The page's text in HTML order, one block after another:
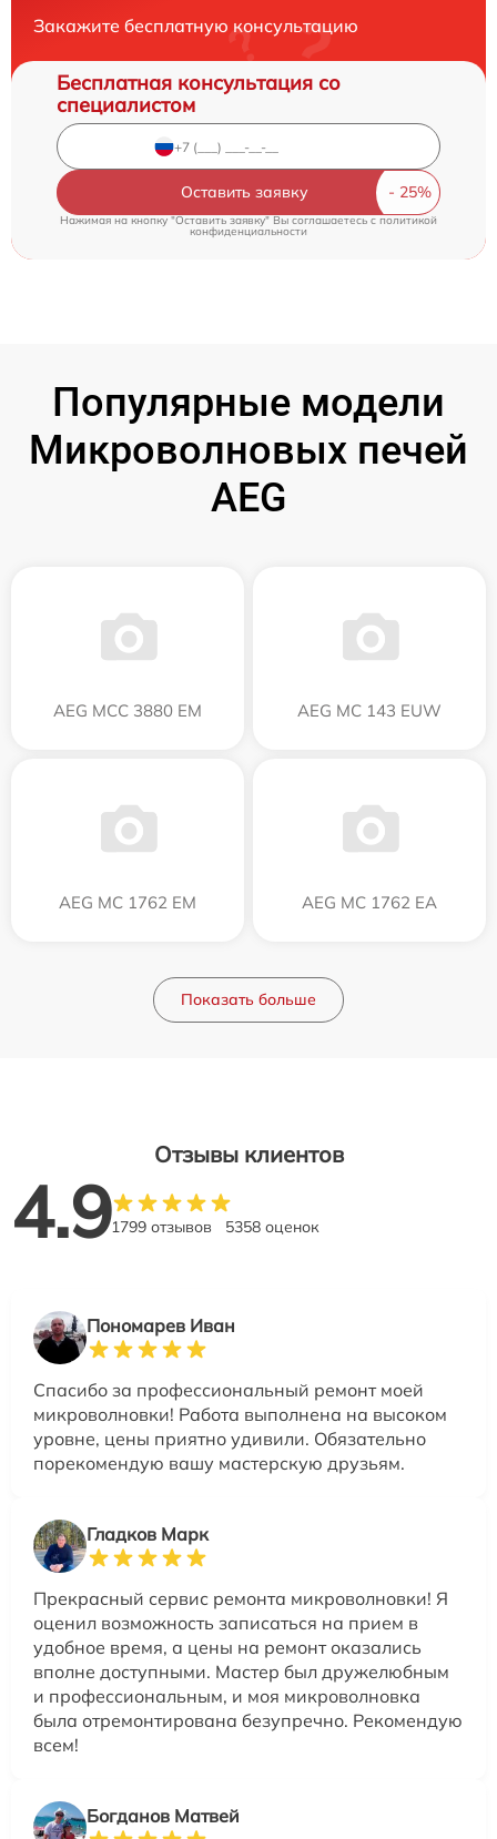
Закажите бесплатную консультацию
Бесплатная консультация со
специалистом
Оставить заявку
Нажимая на кнопку "Оставить заявку" Вы соглашаетесь c политикой
конфиденциальности
Популярные модели
Микроволновых печей
AEG
AEG MCC 3880 EM AEG MC 143 EUW
AEG MC 1762 EM AEG MC 1762 EA
Показать больше
Отзывы клиентов
4.91799 отзывов 5358 оценок
Пономарев Иван
Спасибо за профессиональный ремонт моей
микроволновки! Работа выполнена на высоком
уровне, цены приятно удивили. Обязательно
порекомендую вашу мастерскую друзьям.
Гладков Марк
Прекрасный сервис ремонта микроволновки! Я
оценил возможность записаться на прием в
удобное время, а цены на ремонт оказались
вполне доступными. Мастер был дружелюбным
и профессиональным, и моя микроволновка
была отремонтирована безупречно. Рекомендую
всем!
Богданов Матвей